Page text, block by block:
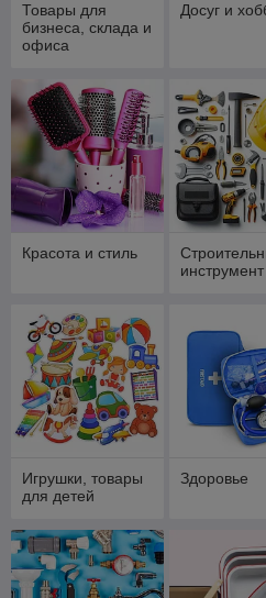
Товары для
бизнеса, склада и
офиса
Досуг и
Красота и стиль
инструмент
Игрушки, товары
для детей
Здоровье